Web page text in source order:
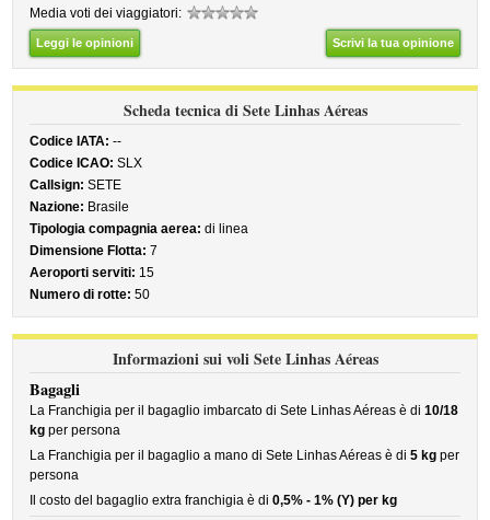
Media voti dei viaggiatori:
Leggi le opinioni Scrivi la tua opinione
Scheda tecnica di Sete Linhas Aéreas
Codice IATA: --
Codice ICAO: SLX
Callsign: SETE
Nazione: Brasile
Tipologia compagnia aerea: di linea
Dimensione Flotta: 7
Aeroporti serviti: 15
Numero di rotte: 50
Informazioni sui voli Sete Linhas Aéreas
Bagagli
La Franchigia per il bagaglio imbarcato di Sete Linhas Aéreas è di10/18
kg per persona
La Franchigia per il bagaglio a mano di Sete Linhas Aéreas è di5 kg per
persona
Il costo del bagaglio extra franchigia è di0,5% - 1% (Y) per kg